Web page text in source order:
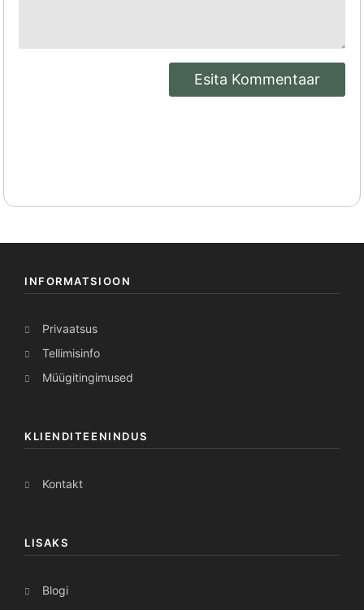
Esita Kommentaar
INFORMATSIOON
Privaatsus
Tellimisinfo
Müügitingimused
KLIENDITEENINDUS
Kontakt
LISAKS
Blogi